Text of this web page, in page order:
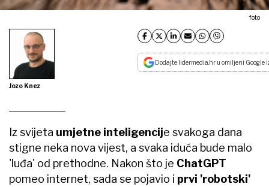
foto
Jozo Knez
Dodajte lidermedia.hr u omiljeni Google
Iz svijeta umjetne inteligencije svakoga dana
stigne neka nova vijest, a svaka iduća bude malo
'luđa' od prethodne. Nakon što je ChatGPT
pomeo internet, sada se pojavio i prvi 'robotski'